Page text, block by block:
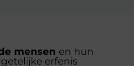
mensen en hun
erfenis